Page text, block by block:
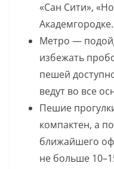
«Сан Сити»,
Академгородке.
Метро —
избежать
пешей
ведут во все
Пешие
компактен, а
ближайшего
не больше